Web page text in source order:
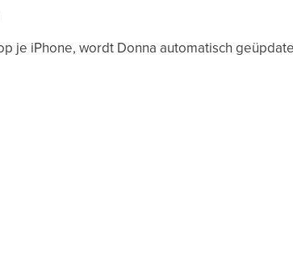
je iPhone, wordt Donna automatisch